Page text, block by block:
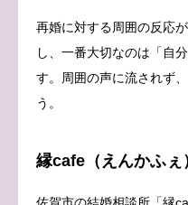
再婚に対する周囲の反応
し、一番大切なのは「自
す。周囲の声に流されず
う。
縁cafe（えんかふぇ